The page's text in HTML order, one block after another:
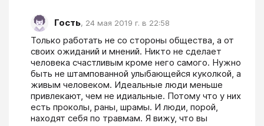
Гость, 24 мая 2019 г. в 22:58
Только работать не со стороны общества, а от
своих ожиданий и мнений. Никто не сделает
человека счастливым кроме него самого. Нужно
быть не штампованной улыбающейся куколкой, а
живым человеком. Идеальные люди меньше
привлекают, чем не идиальные. Потому что у них
есть проколы, раны, шрамы. И люди, порой,
находят себя по травмам. Я вижу, что вы